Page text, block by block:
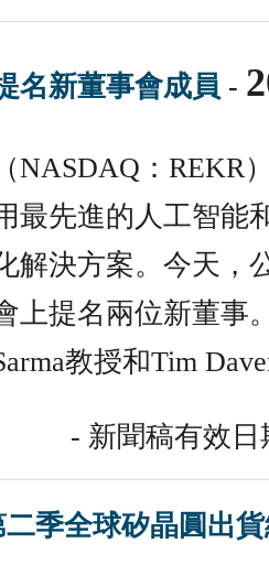
名新董事會成員 -
NASDAQ：REKR
最先進的人工智能
解決方案。今天，
上提名兩位新董事
教授和Tim
- 新聞稿有效日
季全球矽晶圓出